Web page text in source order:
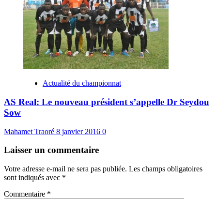
Actualité du championnat
AS Real: Le nouveau président s’appelle Dr Seydou
Sow
Mahamet Traoré 8 janvier 2016 0
Laisser un commentaire
Votre adresse e-mail ne sera pas publiée. Les champs obligatoires
sont indiqués avec *
Commentaire *